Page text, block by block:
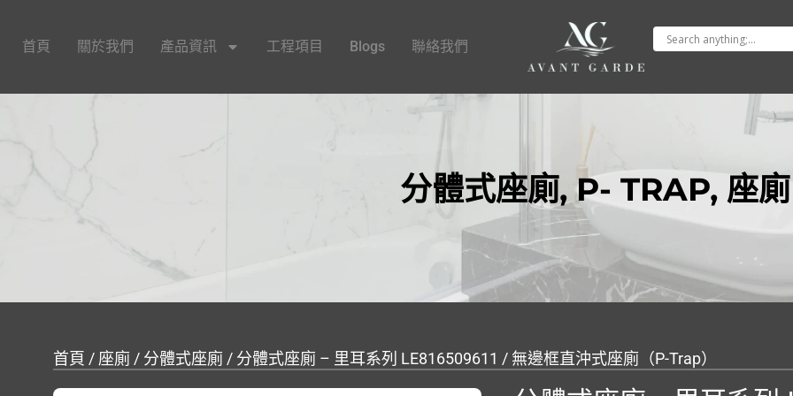
首頁 關於我們 產品資訊 工程項目 Blogs 聯絡我們
分體式座廁,P- TRAP, 座廁
首頁 / 座廁 / 分體式座廁 / 分體式座廁 – 里耳系列 LE816509611 / 無邊框直沖式座廁（P-Trap）